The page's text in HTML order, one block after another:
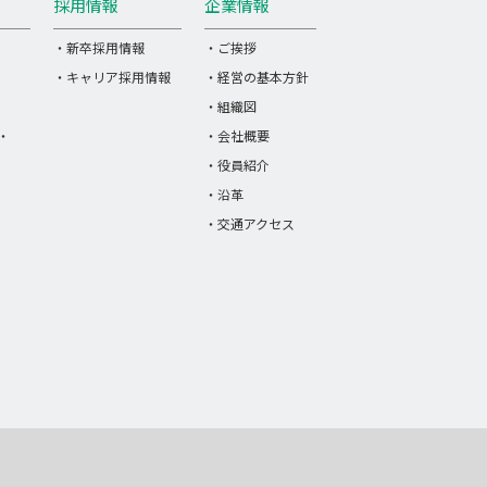
採用情報
・新卒採用情報
・キャリア採用情報
企業情報
・ご挨拶
・経営の基本方針
・組織図
・会社概要
・役員紹介
・沿革
・交通アクセス